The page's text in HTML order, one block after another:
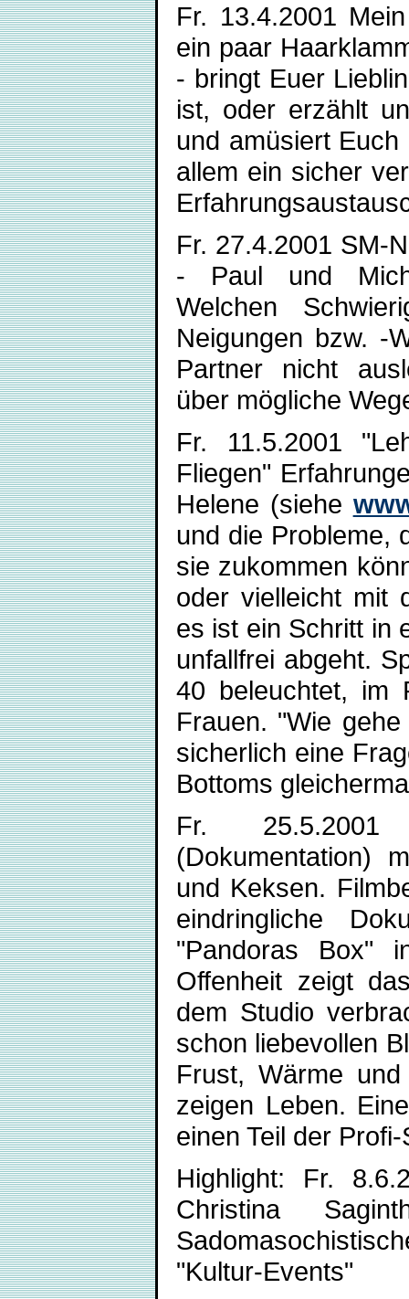
Fr. 13.4.2001
ein paar
- bringt Euer
ist, oder erzählt
und amüsiert
allem ein sicher
Fr. 27.4.2001 SM-
- Paul und
Welchen
Neigungen bzw. -
Partner nicht
über mögliche
Fr. 11.5.2001
Fliegen"
Helene (siehe
und die Probleme,
sie zukommen
oder vielleicht mit
es ist ein Schritt in
unfallfrei abgeht.
40 beleuchtet, im
Frauen. "Wie
sicherlich eine
Bottoms
Fr. 25.5.2001
(Dokumentation)
und Keksen.
eindringliche
"Pandoras Box"
Offenheit zeigt
dem Studio
schon liebevollen
Frust, Wärme
zeigen Leben.
einen Teil der
Highlight: Fr.
Christina
"Kultur-Events"